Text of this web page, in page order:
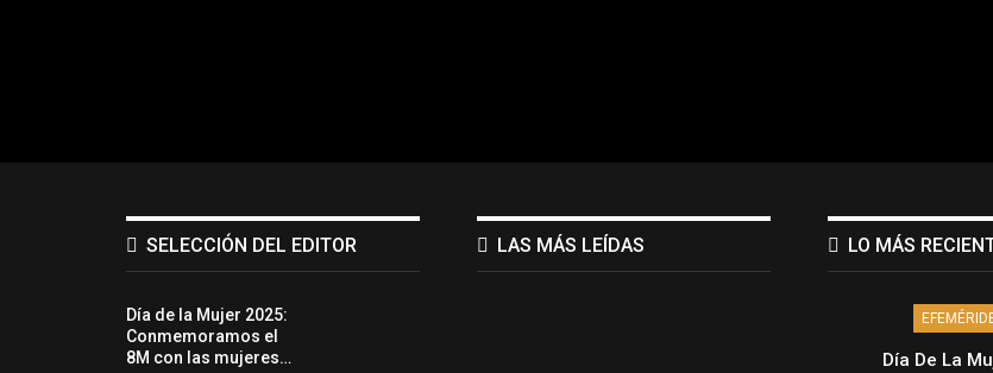
SELECCIÓN DEL EDITOR
Día de la Mujer 2025:
Conmemoramos el
8M con las mujeres…
LAS MÁS LEÍDAS LO MÁS
Día De La